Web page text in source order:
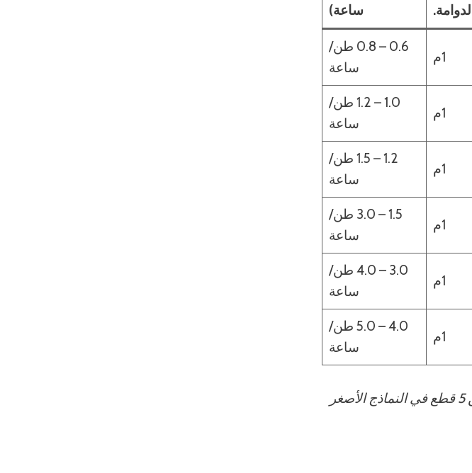
الدوامة.
ساعة)
1م
0.6 – 0.8 طن/
ساعة
1م
1.0 – 1.2 طن/
ساعة
1م
1.2 – 1.5 طن/
ساعة
1م
1.5 – 3.0 طن/
ساعة
1م
3.0 – 4.0 طن/
ساعة
1م
4.0 – 5.0 طن/
ساعة
ملاحظة: يتضمن إعداد جمع الغبار القياسي دوامة بقطر 1م. تتراوح كميات الأكياس من 5 قطع في النماذج الأصغر